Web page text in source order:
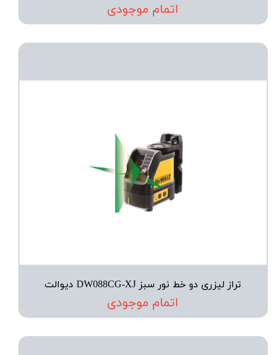
اتمام موجودی
تراز لیزری دو خط نور سبز DW088CG-XJ دیوالت
اتمام موجودی